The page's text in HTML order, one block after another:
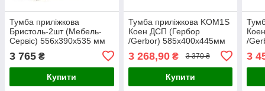
Тумба приліжкова
Бристоль-2шт (Мебель-
Сервіс) 556х390х535 мм
3 765 ₴
Купити
Тумба приліжкова KOM1S
Коен ДСП (Гербор
/Gerbor) 585х400х445мм
3 268,90₴ 3 370 ₴
Купити
/
3